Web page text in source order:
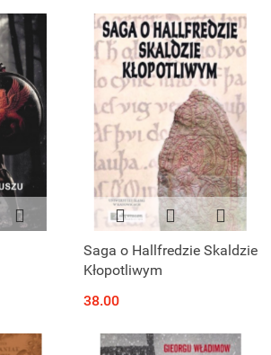
Saga o Hallfredzie Skaldzie
Kłopotliwym
38.00